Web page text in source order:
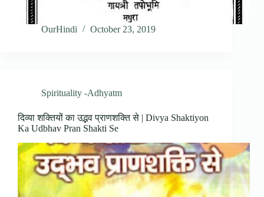
OurHindi October 23, 2019
Spirituality -Adhyatm
दिव्या शक्तियों का उद्भव प्राणशक्ति से | Divya Shaktiyon
Ka Udbhav Pran Shakti Se